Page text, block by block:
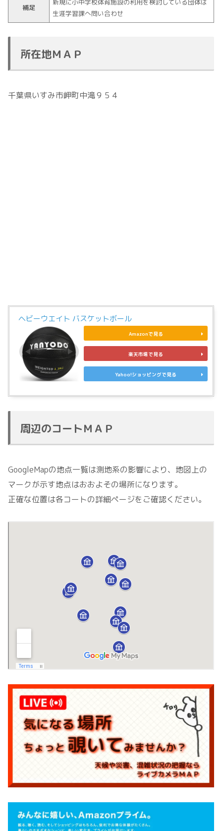
補足
生涯学習課へ問い合わせ
所在地ＭＡＰ
千葉県いすみ市岬町中滝９５４
ヘビーウエイト バスケットボール
Amazonで見る
楽天市場で見る
Yahoo!ショッピングで見る
周辺のコートＭＡＰ
GoogleMapの地点一覧は測地系の影響により、地図上の
マークが示す地点はおおよその場所になります。
正確な位置は各コートの詳細ページをご確認ください。